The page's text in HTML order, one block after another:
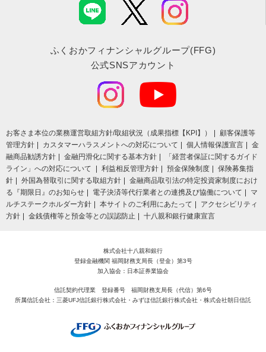
ふくおかフィナンシャルグループ(FFG)
公式SNSアカウント
お客さま本位の業務運営取組⽅針/取組状況（成果指標【KPI】）
顧客保護等
管理方針
カスタマーハラスメントへの対応について 個人情報保護宣言
金
融商品勧誘方針
金融円滑化に関する基本方針
「経営者保証に関するガイド
ライン」への対応について
利益相反管理方針 預金保険制度
保険募集指
針
外国為替取引に関する取組方針
金融商品取引法の特定投資家制度におけ
る『期限日』のお知らせ
電子決済等代行業者との連携及び協働について
マ
ルチステークホルダー方針
本サイトのご利用にあたって
アクセシビリティ
方針
金銭債権等と預金等との誤認防止 十八親和銀行健康宣言
株式会社十八親和銀行
登録金融機関 福岡財務支局長（登金）第3号
加入協会：日本証券業協会
信託契約代理業 登録番号 福岡財務支局長（代信）第6号
所属信託会社：三菱UFJ信託銀行株式会社・みずほ信託銀行株式会社・株式会社朝日信託